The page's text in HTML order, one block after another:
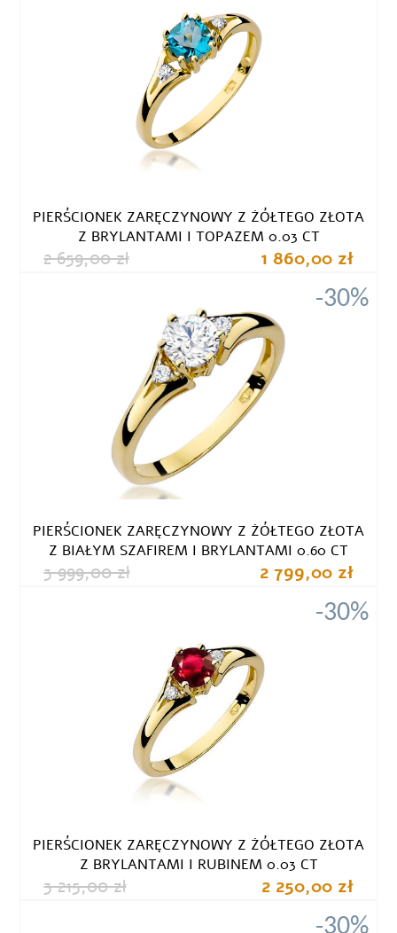
PIERŚCIONEK ZARĘCZYNOWY Z ŻÓŁTEGO ZŁOTA
Z BRYLANTAMI I TOPAZEM 0.03 CT
2 659,00 zł 1 860,00 zł
-30%
PIERŚCIONEK ZARĘCZYNOWY Z ŻÓŁTEGO ZŁOTA
Z BIAŁYM SZAFIREM I BRYLANTAMI 0.60 CT
3 999,00 zł 2 799,00 zł
-30%
PIERŚCIONEK ZARĘCZYNOWY Z ŻÓŁTEGO ZŁOTA
Z BRYLANTAMI I RUBINEM 0.03 CT
3 215,00 zł 2 250,00 zł
-30%